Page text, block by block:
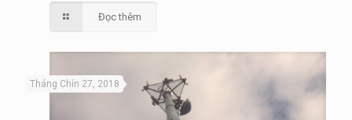
Đọc thêm
Tháng Chín 27, 2018